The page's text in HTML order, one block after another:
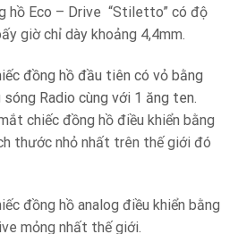
hồ Eco – Drive “Stiletto” có độ
giờ chỉ dày khoảng 4,4mm.
đồng hồ đầu tiên có vỏ bằng
Radio cùng với 1 ăng ten.
chiếc đồng hồ điều khiển bằng
thước nhỏ nhất trên thế giới đó
đồng hồ analog điều khiển bằng
mỏng nhất thế giới.